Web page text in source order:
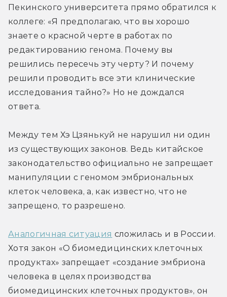
Пекинского университета прямо обратился к
коллеге: «Я предполагаю, что вы хорошо
знаете о красной черте в работах по
редактированию генома. Почему вы
решились пересечь эту черту? И почему
решили проводить все эти клинические
исследования тайно?» Но не дождался
ответа.
Между тем Хэ Цзянькуй не нарушил ни один
из существующих законов. Ведь китайское
законодательство официально не запрещает
манипуляции с геномом эмбриональных
клеток человека, а, как известно, что не
запрещено, то разрешено.
Аналогичная ситуация сложилась и в России.
Хотя закон «О биомедицинских клеточных
продуктах» запрещает «создание эмбриона
человека в целях производства
биомедицинских клеточных продуктов», он